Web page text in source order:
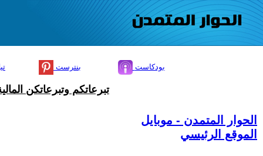
بنترست بودكاست
تبرعاتكم وتبرعاتكن
الحوار المتمدن - موبايل
الموقع الرئيسي